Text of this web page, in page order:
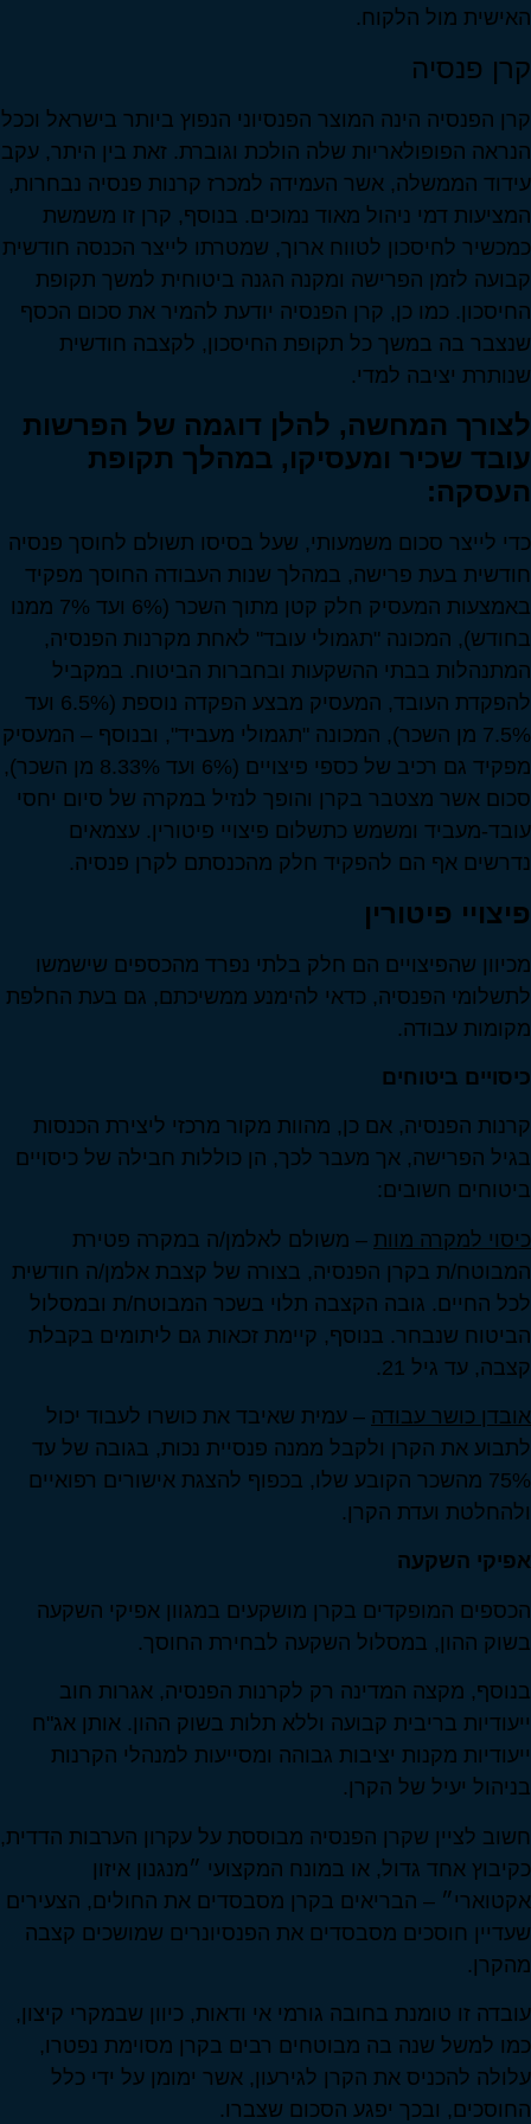
האישית מול הלקוח.
קרן פנסיה
קרן הפנסיה הינה המוצר הפנסיוני הנפוץ ביותר בישראל וככל
הנראה הפופולאריות שלה הולכת וגוברת. זאת בין היתר, עקב
עידוד הממשלה, אשר העמידה למכרז קרנות פנסיה נבחרות,
המציעות דמי ניהול מאוד נמוכים. בנוסף, קרן זו משמשת
כמכשיר לחיסכון לטווח ארוך, שמטרתו לייצר הכנסה חודשית
קבועה לזמן הפרישה ומקנה הגנה ביטוחית למשך תקופת
החיסכון. כמו כן, קרן הפנסיה יודעת להמיר את סכום הכסף
שנצבר בה במשך כל תקופת החיסכון, לקצבה חודשית
שנותרת יציבה למדי.
לצורך המחשה, להלן דוגמה של הפרשות
עובד שכיר ומעסיקו, במהלך תקופת
העסקה:
כדי לייצר סכום משמעותי, שעל בסיסו תשולם לחוסך פנסיה
חודשית בעת פרישה, במהלך שנות העבודה החוסך מפקיד
באמצעות המעסיק חלק קטן מתוך השכר (6% ועד 7% ממנו
בחודש), המכונה "תגמולי עובד" לאחת מקרנות הפנסיה,
המתנהלות בבתי ההשקעות ובחברות הביטוח. במקביל
להפקדת העובד, המעסיק מבצע הפקדה נוספת (6.5% ועד
7.5% מן השכר), המכונה "תגמולי מעביד", ובנוסף – המעסיק
מפקיד גם רכיב של כספי פיצויים (6% ועד 8.33% מן השכר),
סכום אשר מצטבר בקרן והופך לנזיל במקרה של סיום יחסי
עובד-מעביד ומשמש כתשלום פיצויי פיטורין. עצמאים
נדרשים אף הם להפקיד חלק מהכנסתם לקרן פנסיה.
פיצויי פיטורין
מכיוון שהפיצויים הם חלק בלתי נפרד מהכספים שישמשו
לתשלומי הפנסיה, כדאי להימנע ממשיכתם, גם בעת החלפת
מקומות עבודה.
כיסויים ביטוחים
קרנות הפנסיה, אם כן, מהוות מקור מרכזי ליצירת הכנסות
בגיל הפרישה, אך מעבר לכך, הן כוללות חבילה של כיסויים
ביטוחים חשובים:
כיסוי למקרה מוות – משולם לאלמן/ה במקרה פטירת
המבוטח/ת בקרן הפנסיה, בצורה של קצבת אלמן/ה חודשית
לכל החיים. גובה הקצבה תלוי בשכר המבוטח/ת ובמסלול
הביטוח שנבחר. בנוסף, קיימת זכאות גם ליתומים בקבלת
קצבה, עד גיל 21.
אובדן כושר עבודה – עמית שאיבד את כושרו לעבוד יכול
לתבוע את הקרן ולקבל ממנה פנסיית נכות, בגובה של עד
75% מהשכר הקובע שלו, בכפוף להצגת אישורים רפואיים
ולהחלטת ועדת הקרן.
אפיקי השקעה
הכספים המופקדים בקרן מושקעים במגוון אפיקי השקעה
בשוק ההון, במסלול השקעה לבחירת החוסך.
בנוסף, מקצה המדינה רק לקרנות הפנסיה, אגרות חוב
ייעודיות בריבית קבועה וללא תלות בשוק ההון. אותן אג"ח
ייעודיות מקנות יציבות גבוהה ומסייעות למנהלי הקרנות
בניהול יעיל של הקרן.
חשוב לציין שקרן הפנסיה מבוססת על עקרון הערבות הדדית,
כקיבוץ אחד גדול, או במונח המקצועי ״מנגנון איזון
אקטוארי״ – הבריאים בקרן מסבסדים את החולים, הצעירים
שעדיין חוסכים מסבסדים את הפנסיונרים שמושכים קצבה
מהקרן.
עובדה זו טומנת בחובה גורמי אי ודאות, כיוון שבמקרי קיצון,
כמו למשל שנה בה מבוטחים רבים בקרן מסוימת נפטרו,
עלולה להכניס את הקרן לגירעון, אשר ימומן על ידי כלל
החוסכים, ובכך יפגע הסכום שצברו.